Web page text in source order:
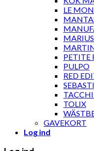
LE
PETITE
PULPO
RED
TOLIX
GAVEKORT
Log ind